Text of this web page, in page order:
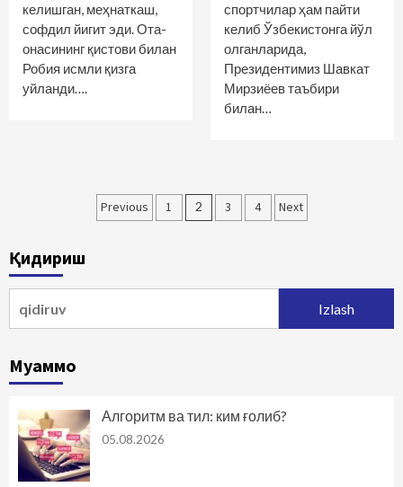
келишган, меҳнаткаш,
софдил йигит эди. Ота-
онасининг қистови билан
Робия исмли қизга
уйланди….
спортчилар ҳам пайти
келиб Ўзбекистонга йўл
олганларида,
Президентимиз Шавкат
Мирзиёев таъбири
билан…
Maqolalar
Previous 1 2 3 4 Next
Қидириш
Муаммо
Алгоритм ва тил: ким ғолиб?
05.08.2026